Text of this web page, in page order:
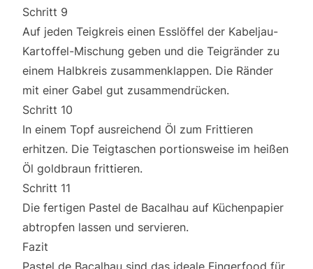
Schritt 9
Auf jeden Teigkreis einen Esslöffel der Kabeljau-
Kartoffel-Mischung geben und die Teigränder zu
einem Halbkreis zusammenklappen. Die Ränder
mit einer Gabel gut zusammendrücken.
Schritt 10
In einem Topf ausreichend Öl zum Frittieren
erhitzen. Die Teigtaschen portionsweise im heißen
Öl goldbraun frittieren.
Schritt 11
Die fertigen Pastel de Bacalhau auf Küchenpapier
abtropfen lassen und servieren.
Fazit
Pastel de Bacalhau sind das ideale Fingerfood für